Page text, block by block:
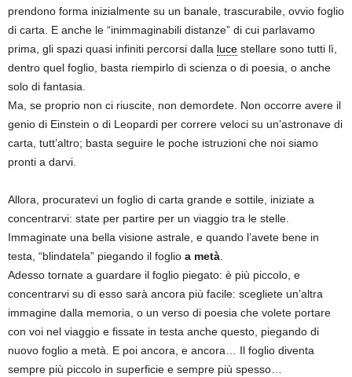
prendono forma inizialmente su un banale, trascurabile, ovvio foglio
di carta. E anche le “inimmaginabili distanze” di cui parlavamo
prima, gli spazi quasi infiniti percorsi dalla luce stellare sono tutti lì,
dentro quel foglio, basta riempirlo di scienza o di poesia, o anche
solo di fantasia.
Ma, se proprio non ci riuscite, non demordete. Non occorre avere il
genio di Einstein o di Leopardi per correre veloci su un’astronave di
carta, tutt’altro; basta seguire le poche istruzioni che noi siamo
pronti a darvi.
Allora, procuratevi un foglio di carta grande e sottile, iniziate a
concentrarvi: state per partire per un viaggio tra le stelle.
Immaginate una bella visione astrale, e quando l’avete bene in
testa, “blindatela” piegando il foglio a metà.
Adesso tornate a guardare il foglio piegato: è più piccolo, e
concentrarvi su di esso sarà ancora più facile: scegliete un’altra
immagine dalla memoria, o un verso di poesia che volete portare
con voi nel viaggio e fissate in testa anche questo, piegando di
nuovo foglio a metà. E poi ancora, e ancora… Il foglio diventa
sempre più piccolo in superficie e sempre più spesso…